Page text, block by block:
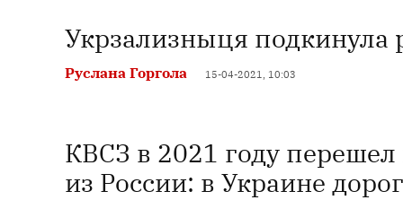
Укрзализныця подкинула
Руслана Горгола 15-04-2021, 10:03
КВСЗ в 2021 году
из России: в Украине